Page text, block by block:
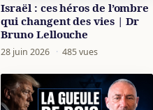
Israël : ces héros de l’ombre
qui changent des vies | Dr
Bruno Lellouche
28 juin 2026 · 485 vues